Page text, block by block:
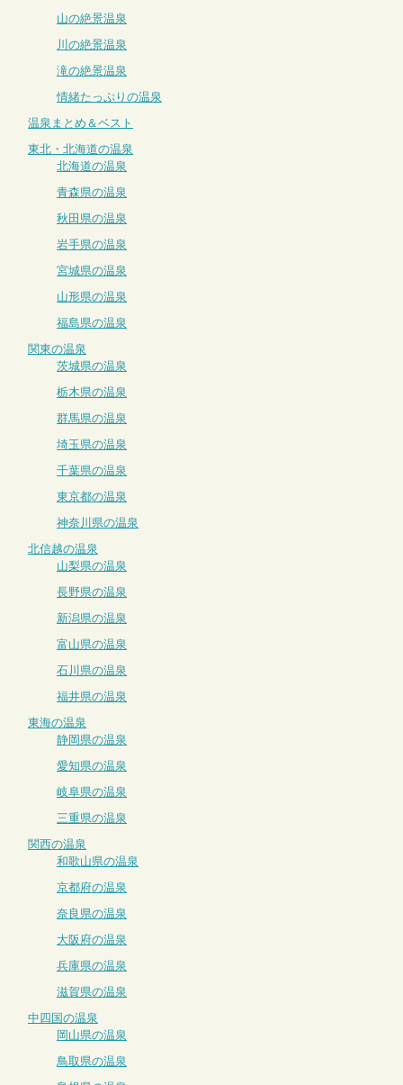
山の絶景温泉
川の絶景温泉
滝の絶景温泉
情緒たっぷりの温泉
温泉まとめ＆ベスト
東北・北海道の温泉
北海道の温泉
青森県の温泉
秋田県の温泉
岩手県の温泉
宮城県の温泉
山形県の温泉
福島県の温泉
関東の温泉
茨城県の温泉
栃木県の温泉
群馬県の温泉
埼玉県の温泉
千葉県の温泉
東京都の温泉
神奈川県の温泉
北信越の温泉
山梨県の温泉
長野県の温泉
新潟県の温泉
富山県の温泉
石川県の温泉
福井県の温泉
東海の温泉
静岡県の温泉
愛知県の温泉
岐阜県の温泉
三重県の温泉
関西の温泉
和歌山県の温泉
京都府の温泉
奈良県の温泉
大阪府の温泉
兵庫県の温泉
滋賀県の温泉
中四国の温泉
岡山県の温泉
鳥取県の温泉